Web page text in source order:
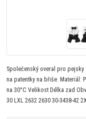
Společenský overal pro pejsky
na patentky na břiše. Materiál:
na 30°C Velikost Délka zad
30 LXL 2632 2630 30-3438-42